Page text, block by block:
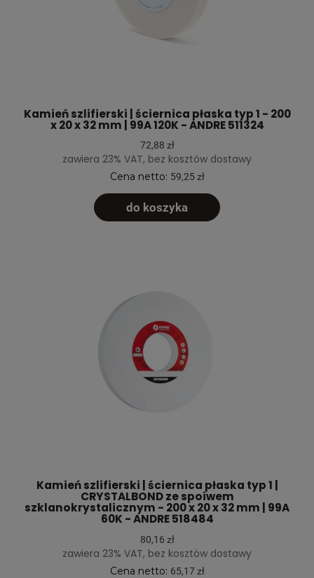
Kamień szlifierski | ściernica płaska typ 1 - 200
x 20 x 32 mm | 99A 120K - ANDRE 511324
72,88 zł
zawiera 23% VAT, bez kosztów dostawy
Cena netto: 59,25 zł
do koszyka
Kamień szlifierski | ściernica płaska typ 1 |
CRYSTALBOND ze spoiwem
szklanokrystalicznym - 200 x 20 x 32 mm | 99A
60K - ANDRE 518484
80,16 zł
zawiera 23% VAT, bez kosztów dostawy
Cena netto: 65,17 zł